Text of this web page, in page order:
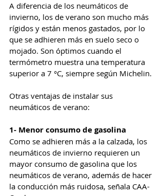
A diferencia de los neumáticos de
invierno, los de verano son mucho más
rígidos y están menos gastados, por lo
que se adhieren más en suelo seco o
mojado. Son óptimos cuando el
termómetro muestra una temperatura
superior a 7 °C, siempre según Michelin.
Otras ventajas de instalar sus
neumáticos de verano:
1- Menor consumo de gasolina
Como se adhieren más a la calzada, los
neumáticos de invierno requieren un
mayor consumo de gasolina que los
neumáticos de verano, además de hacer
la conducción más ruidosa, señala CAA-